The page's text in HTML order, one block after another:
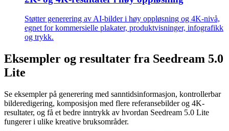
Støtter generering av AI-bilder i høy oppløsning og 4K-nivå,
egnet for kommersielle plakater, produktvisninger, infografikk
og trykk.
Eksempler og resultater fra Seedream 5.0
Lite
Se eksempler på generering med sanntidsinformasjon, kontrollerbar
bilderedigering, komposisjon med flere referansebilder og 4K-
resultater, og få et bedre inntrykk av hvordan Seedream 5.0 Lite
fungerer i ulike kreative bruksområder.